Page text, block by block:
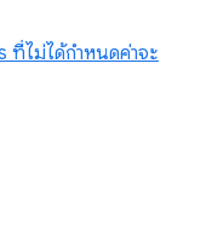
ไม่ได้กำหนดค่าจะ